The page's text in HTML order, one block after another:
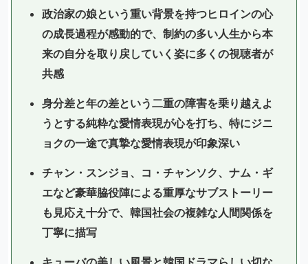
政治家の娘という重い背景を持つヒロインの心
の成長過程が感動的で、制約の多い人生から本
来の自分を取り戻していく姿に多くの視聴者が
共感
身分差と年の差という二重の障害を乗り越えよ
うとする純粋な愛情表現が心を打ち、特にジニ
ョクの一途で真摯な愛情表現が印象深い
チャン・スンジョ、コ・チャンソク、ナム・ギ
エなど豪華脇役陣による重厚なサブストーリー
も見応え十分で、韓国社会の複雑な人間関係を
丁寧に描写